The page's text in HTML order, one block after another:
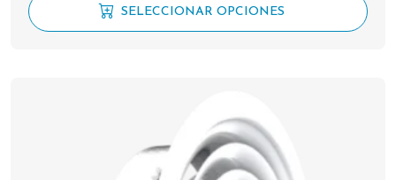
SELECCIONAR OPCIONES